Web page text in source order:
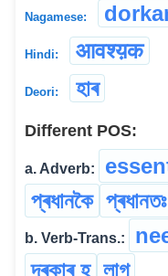
Nagamese:
Hindi: आवश्य़क
Deori: হাৰ
Different POS:
a. Adverb:
প্ৰধানকৈ প্ৰধানতঃ
b. Verb-Trans.:
দৰকাৰ হ লাগ্